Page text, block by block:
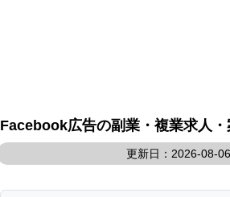
Facebook広告の副業・複業求人
更新日：2026-08-06